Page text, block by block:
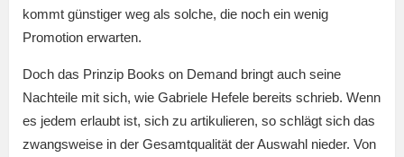
kommt günstiger weg als solche, die noch ein wenig
Promotion erwarten.
Doch das Prinzip Books on Demand bringt auch seine
Nachteile mit sich, wie Gabriele Hefele bereits schrieb. Wenn
es jedem erlaubt ist, sich zu artikulieren, so schlägt sich das
zwangsweise in der Gesamtqualität der Auswahl nieder. Von